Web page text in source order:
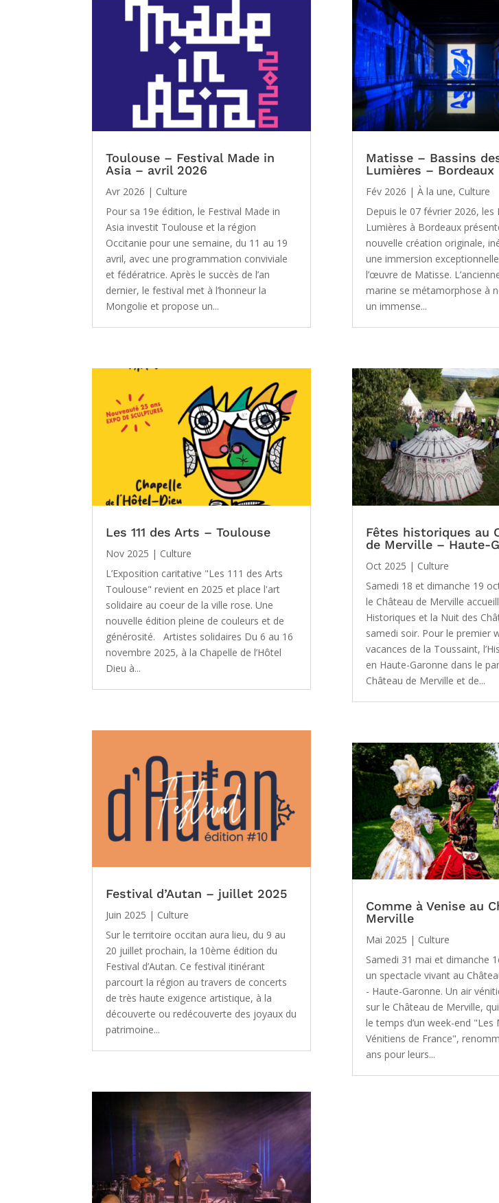
Toulouse – Festival Made in
Asia – avril 2026
Avr 2026 | Culture
Pour sa 19e édition, le Festival Made in
Asia investit Toulouse et la région
Occitanie pour une semaine, du 11 au 19
avril, avec une programmation conviviale
et fédératrice. Après le succès de l’an
dernier, le festival met à l’honneur la
Mongolie et propose un...
Les 111 des Arts – Toulouse
Nov 2025 | Culture
L’Exposition caritative "Les 111 des Arts
Toulouse" revient en 2025 et place l'art
solidaire au coeur de la ville rose. Une
nouvelle édition pleine de couleurs et de
générosité. Artistes solidaires Du 6 au 16
novembre 2025, à la Chapelle de l’Hôtel
Dieu à...
Festival d’Autan – juillet 2025
Juin 2025 | Culture
Sur le territoire occitan aura lieu, du 9 au
20 juillet prochain, la 10ème édition du
Festival d’Autan. Ce festival itinérant
parcourt la région au travers de concerts
de très haute exigence artistique, à la
découverte ou redécouverte des joyaux du
patrimoine...
Matisse – Bassins
Lumières – Bordeaux
Fév 2026 | À la une, Culture
Depuis le 07 février 2026, les
Lumières à Bordeaux
nouvelle création originale,
une immersion
l’œuvre de Matisse.
marine se métamorphose à
un immense...
Fêtes historiques au
de Merville – Haute-
Oct 2025 | Culture
Samedi 18 et dimanche 19
le Château de Merville
Historiques et la Nuit des
samedi soir. Pour le premier
vacances de la Toussaint,
en Haute-Garonne dans le
Château de Merville et de...
Comme à Venise au
Merville
Mai 2025 | Culture
Samedi 31 mai et dimanche
un spectacle vivant au
- Haute-Garonne. Un air
sur le Château de Merville,
le temps d’un week-end "Les
Vénitiens de France",
ans pour leurs...